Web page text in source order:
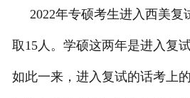
2022年专硕考生进入西美复
取15人。学硕这两年是进入复
如此一来，进入复试的话考上